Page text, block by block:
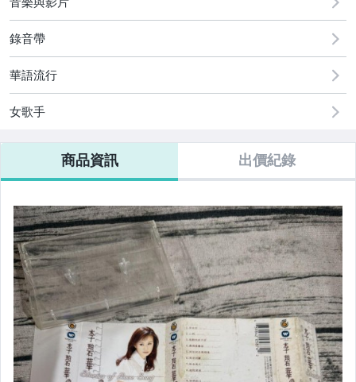
手錶與飾品配件
錄音帶
華語流行
女歌手
商品資訊 出價紀錄